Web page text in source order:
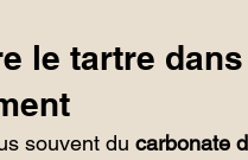
le tartre
souvent du carbonate